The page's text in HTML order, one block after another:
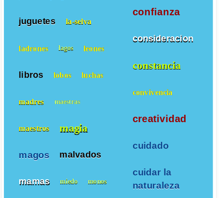
confianza
consideracion
constancia
convivencia
creatividad
cuidado
cuidar la
naturaleza
juguetes la-selva
ladrones lagos leones
libros lobos luchas
madres maestras
maestros magia
magos malvados
mamas miedo monos